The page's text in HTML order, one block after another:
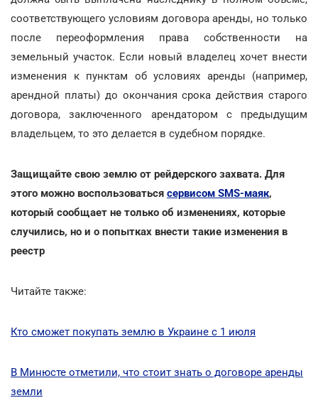
соответствующего условиям договора аренды, но только
после переоформления права собственности на
земельный участок. Если новый владелец хочет внести
изменения к пунктам об условиях аренды (например,
арендной платы) до окончания срока действия старого
договора, заключенного арендатором с предыдущим
владельцем, то это делается в судебном порядке.
Защищайте свою землю от рейдерского захвата. Для
этого можно воспользоваться сервисом SMS-маяк,
который сообщает не только об изменениях, которые
случились, но и о попытках внести такие изменения в
реестр
Читайте также:
Кто сможет покупать землю в Украине с 1 июля
В Минюсте отметили, что стоит знать о договоре аренды
земли